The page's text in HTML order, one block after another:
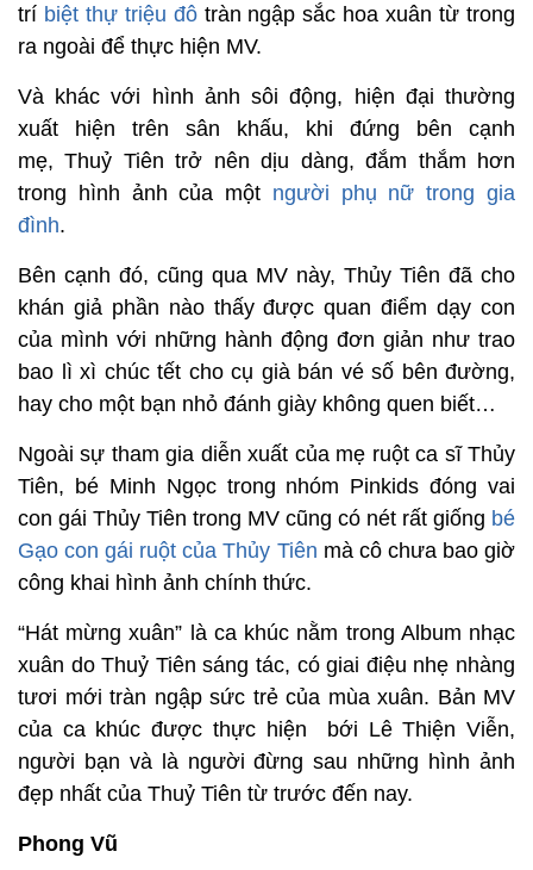
trí biệt thự triệu đôtràn ngập sắc hoa xuân từ trong
ra ngoài để thực hiện MV.
Và khác với hình ảnh sôi động, hiện đại thường
xuất hiện trên sân khấu, khi đứng bên cạnh
mẹ, Thuỷ Tiên trở nên dịu dàng, đắm thắm hơn
trong hình ảnh của một người phụ nữ trong gia
đình.
Bên cạnh đó, cũng qua MV này, Thủy Tiên đã cho
khán giả phần nào thấy được quan điểm dạy con
của mình với những hành động đơn giản như trao
bao lì xì chúc tết cho cụ già bán vé số bên đường,
hay cho một bạn nhỏ đánh giày không quen biết…
Ngoài sự tham gia diễn xuất của mẹ ruột ca sĩ Thủy
Tiên, bé Minh Ngọc trong nhóm Pinkids đóng vai
con gái Thủy Tiên trong MV cũng có nét rất giống bé
Gạo con gái ruột của Thủy Tiên mà cô chưa bao giờ
công khai hình ảnh chính thức.
“Hát mừng xuân” là ca khúc nằm trong Album nhạc
xuân do Thuỷ Tiên sáng tác, có giai điệu nhẹ nhàng
tươi mới tràn ngập sức trẻ của mùa xuân. Bản MV
của ca khúc được thực hiện bới Lê Thiện Viễn,
người bạn và là người đừng sau những hình ảnh
đẹp nhất của Thuỷ Tiên từ trước đến nay.
Phong Vũ